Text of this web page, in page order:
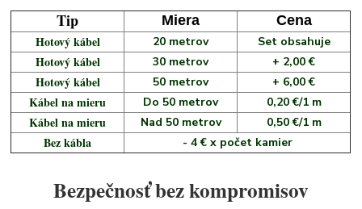
Tip Miera Cena
Hotový kábel 20 metrov Set obsahuje
Hotový kábel 30 metrov + 2,00 €
Hotový kábel 50 metrov + 6,00 €
Kábel na mieru Do 50 metrov 0,20 €/1 m
Kábel na mieru Nad 50 metrov 0,50 €/1 m
Bez kábla - 4 € x počet kamier
Bezpečnosť bez kompromisov